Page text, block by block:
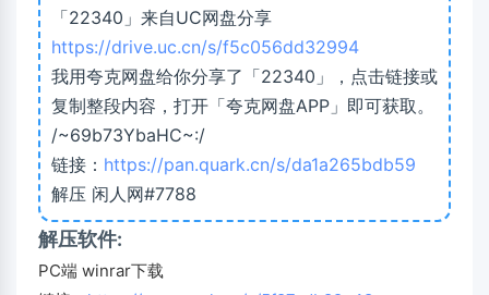
「22340」来自UC网盘分享
https://drive.uc.cn/s/f5c056dd32994
我用夸克网盘给你分享了「22340」，点击链接或
复制整段内容，打开「夸克网盘APP」即可获取。
/~69b73YbaHC~:/
链接： https://pan.quark.cn/s/da1a265bdb59
解压 闲人网#7788
解压软件:
PC端 winrar下载